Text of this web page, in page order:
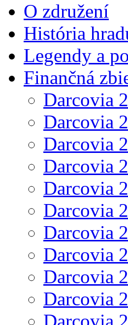
O združení
História
Legendy a
Finančná
Darcovia
Darcovia
Darcovia
Darcovia
Darcovia
Darcovia
Darcovia
Darcovia
Darcovia
Darcovia